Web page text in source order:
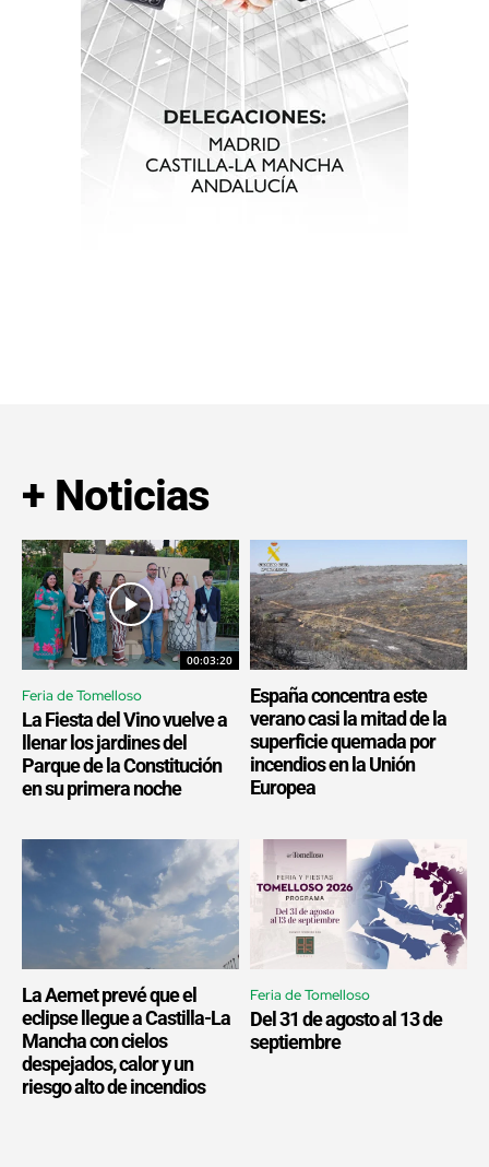
+ Noticias
00:03:20
Feria de Tomelloso
La Fiesta del Vino vuelve a
llenar los jardines del
Parque de la Constitución
en su primera noche
España concentra este
verano casi la mitad de la
superficie quemada por
incendios en la Unión
Europea
La Aemet prevé que el
eclipse llegue a Castilla-La
Mancha con cielos
despejados, calor y un
riesgo alto de incendios
Feria de Tomelloso
Del 31 de agosto al 13 de
septiembre